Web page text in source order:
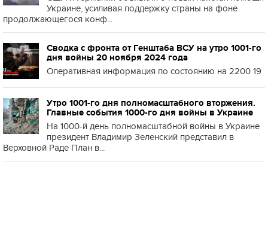
Украине, усиливая поддержку страны на фоне
продолжающегося конф...
Сводка с фронта от Генштаба ВСУ на утро 1001-го
дня войны 20 ноября 2024 года
Оперативная информация по состоянию на 2200 19
Утро 1001-го дня полномасштабного вторжения.
Главные события 1000-го дня войны в Украине
На 1000-й день полномасштабной войны в Украине
президент Владимир Зеленский представил в
Верховной Раде План в...